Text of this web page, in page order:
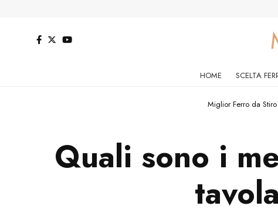
HOME SCELTA
Miglior Ferro da Stiro
Quali sono i